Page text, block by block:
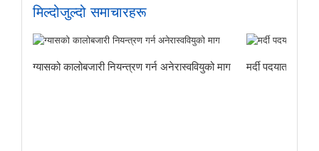
मिल्दोजुल्दो समाचारहरू
ग्यासको कालोबजारी नियन्त्रण गर्न अनेरास्ववियुको माग मर्दी